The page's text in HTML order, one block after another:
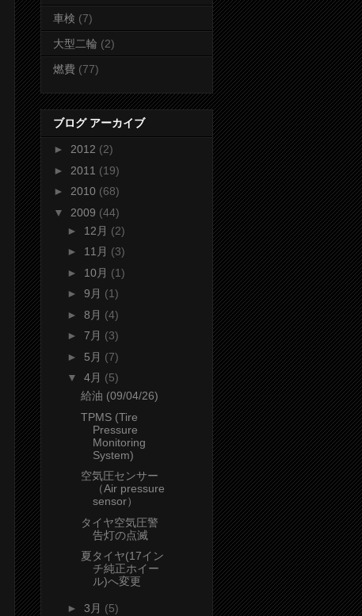
車検 (7)
大型二輪 (2)
燃費 (77)
ブログ アーカイブ
► 2012 (2)
► 2011 (19)
► 2010 (68)
▼ 2009 (44)
► 12月 (2)
► 11月 (3)
► 10月 (1)
► 9月 (1)
► 8月 (4)
► 7月 (3)
► 5月 (7)
▼ 4月 (5)
給油 (09/04/26)
TPMS (Tire
Pressure
Monitoring
System)
空気圧センサー
（Air pressure
sensor）
タイヤ空気圧警
告灯の点滅
夏タイヤ(17イン
チ純正ホイー
ル)へ変更
► 3月 (5)